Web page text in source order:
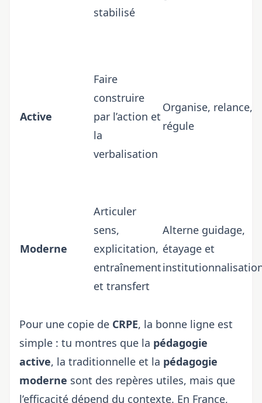
stabilisé
Active
Faire
construire
par l’action et
la
verbalisation
Organise, relance,
régule
Moderne
Articuler
sens,
explicitation,
entraînement
et transfert
Alterne guidage,
étayage et
Pour une copie de CRPE, la bonne ligne est
simple : tu montres que la pédagogie
active, la traditionnelle et la pédagogie
moderne sont des repères utiles, mais que
l’efficacité dépend du contexte. En France,